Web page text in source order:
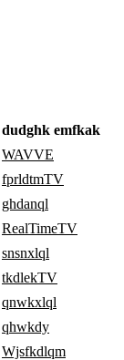
dudghk emfkak
WAVVE
fprldtmTV
ghdanql
RealTimeTV
snsnxlql
tkdlekTV
qnwkxlql
qhwkdy
Wjsfkdlqm